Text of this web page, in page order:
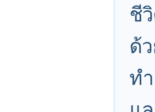
ชี
ด้
ท